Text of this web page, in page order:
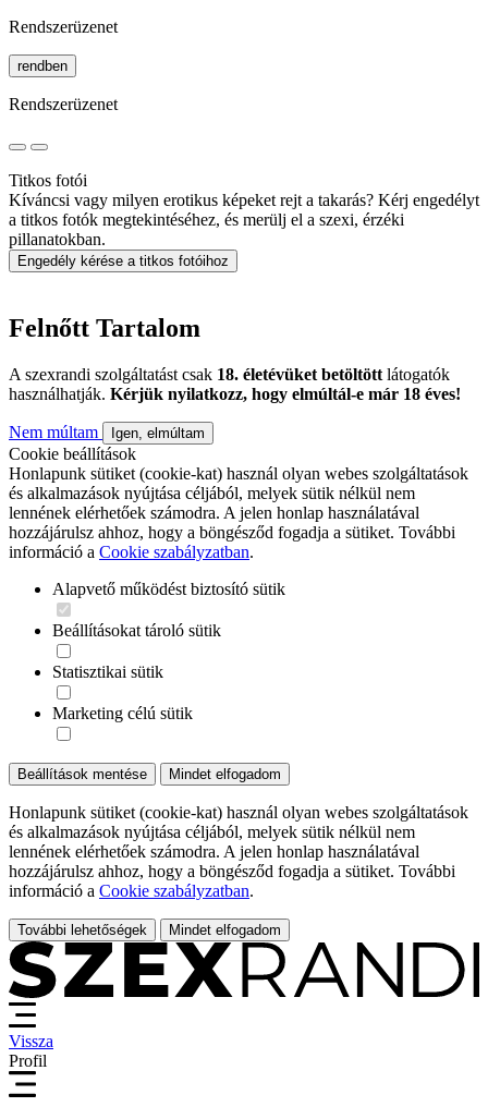
Rendszerüzenet
rendben
Rendszerüzenet
Titkos fotói
Kíváncsi vagy milyen erotikus képeket rejt a takarás? Kérj engedélyt
a titkos fotók megtekintéséhez, és merülj el a szexi, érzéki
pillanatokban.
Engedély kérése a titkos fotóihoz
Felnőtt Tartalom
A szexrandi szolgáltatást csak 18. életévüket betöltött látogatók
használhatják. Kérjük nyilatkozz, hogy elmúltál-e már 18 éves!
Nem múltam Igen, elmúltam
Cookie beállítások
Honlapunk sütiket (cookie-kat) használ olyan webes szolgáltatások
és alkalmazások nyújtása céljából, melyek sütik nélkül nem
lennének elérhetőek számodra. A jelen honlap használatával
hozzájárulsz ahhoz, hogy a böngésződ fogadja a sütiket. További
információ a Cookie szabályzatban.
Alapvető működést biztosító sütik
Beállításokat tároló sütik
Statisztikai sütik
Marketing célú sütik
Beállítások mentése Mindet elfogadom
Honlapunk sütiket (cookie-kat) használ olyan webes szolgáltatások
és alkalmazások nyújtása céljából, melyek sütik nélkül nem
lennének elérhetőek számodra. A jelen honlap használatával
hozzájárulsz ahhoz, hogy a böngésződ fogadja a sütiket. További
információ a Cookie szabályzatban.
További lehetőségek Mindet elfogadom
Vissza
Profil